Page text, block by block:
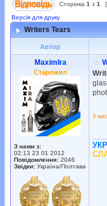
Сторінка 1 з 1
Версія для друку
Writers Tears
Автор
MaximIra
Старожил
З нами з:
02:13 23 01 2012
Повідомлення: 2046
Звідки: Україна/Полтава
У